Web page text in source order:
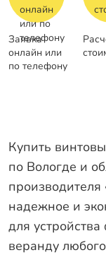
Заявка
онлайн или
по телефону
Купить
по Вологде и
надежное и
для
веранду